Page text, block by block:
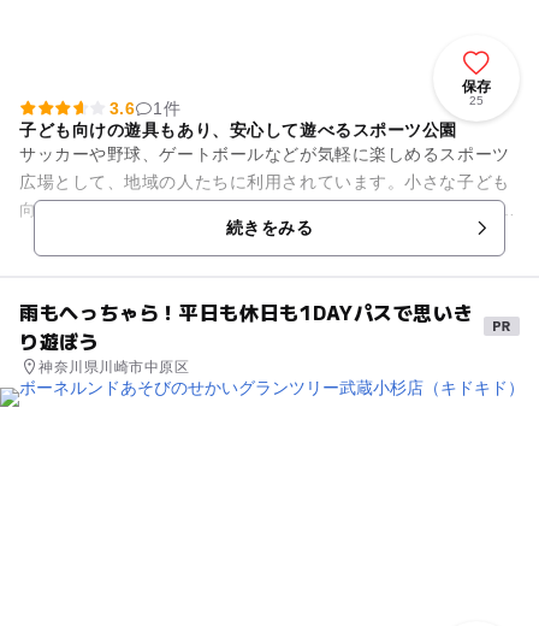
保存
25
3.6
1件
子ども向けの遊具もあり、安心して遊べるスポーツ公園
サッカーや野球、ゲートボールなどが気軽に楽しめるスポーツ
広場として、地域の人たちに利用されています。小さな子ども
向けの遊具もあり、安心して遊ばせることができます。 この公
続きをみる
雨もへっちゃら！平日も休日も1DAYパスで思いき
り遊ぼう
神奈川県川崎市中原区